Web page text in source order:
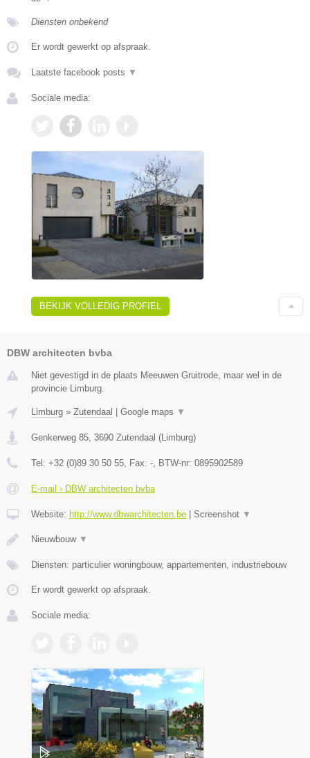
Diensten onbekend
Er wordt gewerkt op afspraak.
Laatste facebook posts ▼
Sociale media:
BEKIJK VOLLEDIG PROFIEL
DBW architecten bvba
Niet gevestigd in de plaats Meeuwen Gruitrode, maar wel in de
provincie Limburg.
Limburg » Zutendaal Google maps ▼
Genkerweg 85, 3690 Zutendaal (Limburg)
Tel: +32 (0)89 30 50 55, Fax: -, BTW-nr: 0895902589
E-mail › DBW architecten bvba
Website: http://www.dbwarchitecten.be Screenshot ▼
Nieuwbouw ▼
Diensten: particulier woningbouw, appartementen, industriebouw
Er wordt gewerkt op afspraak.
Sociale media: